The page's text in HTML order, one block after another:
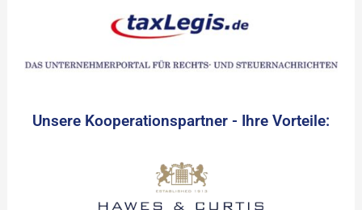
Unsere Kooperationspartner - Ihre Vorteile: